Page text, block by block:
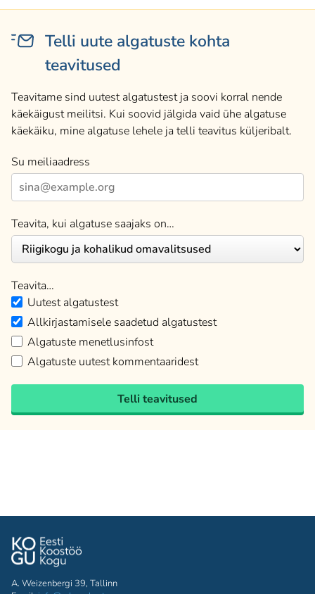
Telli uute algatuste kohta
teavitused
Teavitame sind uutest algatustest ja soovi korral nende
käekäigust meilitsi. Kui soovid jälgida vaid ühe algatuse
käekäiku, mine algatuse lehele ja telli teavitus küljeribalt.
Su meiliaadress
Teavita, kui algatuse saajaks on…
Teavita…
Uutest algatustest
Allkirjastamisele saadetud algatustest
Algatuste menetlusinfost
Algatuste uutest kommentaaridest
Telli teavitused
A. Weizenbergi 39, Tallinn